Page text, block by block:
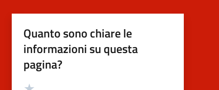
Quanto sono chiare le
informazioni su questa
pagina?
Valutazione